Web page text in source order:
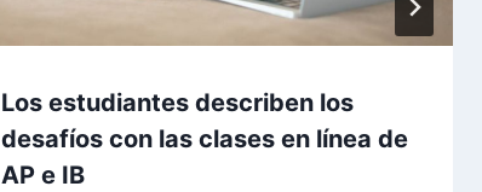
Los estudiantes describen los
desafíos con las clases en línea de
AP e IB